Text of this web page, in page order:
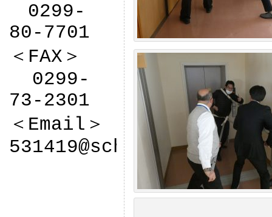
0299-
80-7701
＜FAX＞
73-2301
＜Email＞
531419@sch.ibk.ed.jp